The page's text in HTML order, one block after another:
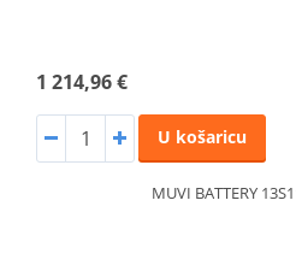
1 214,96 €
U košaricu
MUVI BATTERY